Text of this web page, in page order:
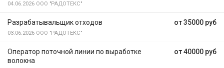
04.06.2026 ООО "РАДОТЕКС"
от 35000 руб
Разрабатывальщик отходов
03.06.2026 ООО "РАДОТЕКС"
от 40000 руб
Оператор поточной линии по выработке
волокна